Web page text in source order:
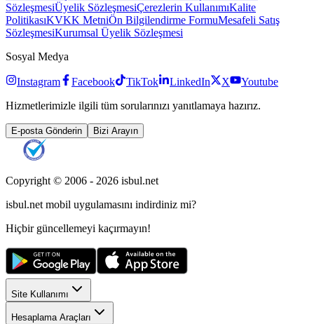
SözleşmesiÜyelik SözleşmesiÇerezlerin KullanımıKalite
PolitikasıKVKK MetniÖn Bilgilendirme FormuMesafeli Satış
SözleşmesiKurumsal Üyelik Sözleşmesi
Sosyal Medya
Instagram Facebook TikTok LinkedIn X
Youtube
Hizmetlerimizle ilgili tüm sorularınızı yanıtlamaya hazırız.
E-posta Gönderin Bizi Arayın
Copyright © 2006 - 2026 isbul.net
isbul.net mobil uygulamasını indirdiniz mi?
Hiçbir güncellemeyi kaçırmayın!
Site Kullanımı
Hesaplama Araçları